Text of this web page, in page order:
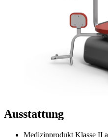
Ausstattung
Medizinprodukt Klasse II a